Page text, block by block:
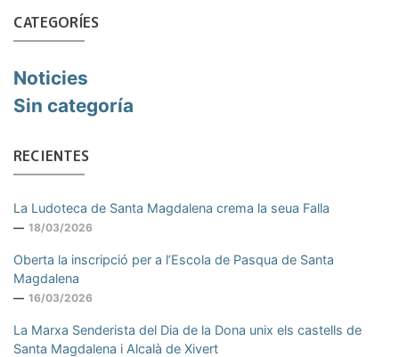
CATEGORÍES
Noticies
Sin categoría
RECIENTES
La Ludoteca de Santa Magdalena crema la seua Falla
18/03/2026
Oberta la inscripció per a l’Escola de Pasqua de Santa
Magdalena
16/03/2026
La Marxa Senderista del Dia de la Dona unix els castells de
Santa Magdalena i Alcalà de Xivert